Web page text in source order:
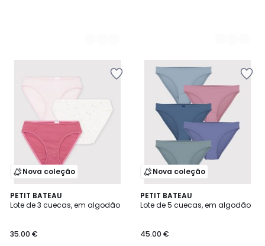
Nova coleção
PETIT BATEAU
Lote de 3 cuecas, em algodão
35.00 €
Nova coleção
PETIT BATEAU
Lote de 5 cuecas, em algodão
45.00 €